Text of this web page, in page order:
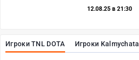
Игроки TNL DOTA Игроки Kalmychata
12.08.25 в 21:30